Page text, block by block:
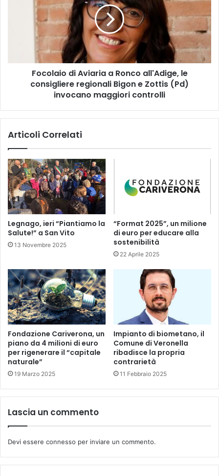
consigliere
regionali
invocano
controlli
Focolaio di Aviaria a Ronco all'Adige, le
consigliere regionali Bigon e Zottis (Pd)
invocano maggiori controlli
Articoli Correlati
Legnago, ieri “Piantiamo la
Salute!” a San Vito
13 Novembre 2025
“Format 2025”, un milione
di euro per educare alla
sostenibilità
22 Aprile 2025
Fondazione Cariverona, un
piano da 4 milioni di euro
per rigenerare il “capitale
naturale”
19 Marzo 2025
Impianto di biometano, il
Comune di Veronella
ribadisce la propria
contrarietà
11 Febbraio 2025
Lascia un commento
Devi essere connesso per inviare un commento.